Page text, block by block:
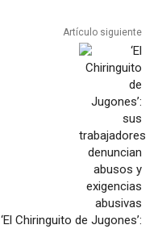
Artículo siguiente
‘El Chiringuito de Jugones’: